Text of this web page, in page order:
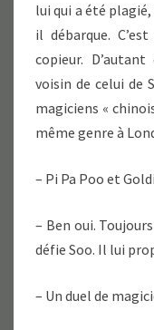
lui qui a été
il débarque.
copieur.
voisin de celui de
magiciens «
même genre à
– Pi Pa Poo et
– Ben oui.
défie Soo. Il lui
– Un duel de